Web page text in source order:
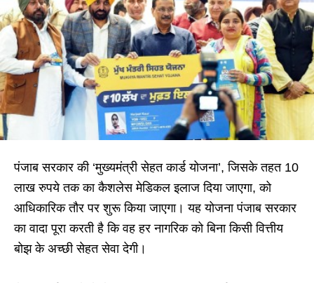
पंजाब सरकार की ‘मुख्यमंत्री सेहत कार्ड योजना’, जिसके तहत 10
लाख रुपये तक का कैशलेस मेडिकल इलाज दिया जाएगा, को
आधिकारिक तौर पर शुरू किया जाएगा। यह योजना पंजाब सरकार
का वादा पूरा करती है कि वह हर नागरिक को बिना किसी वित्तीय
बोझ के अच्छी सेहत सेवा देगी।